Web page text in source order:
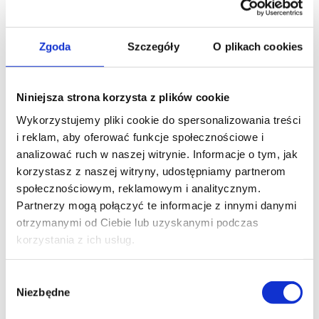
Zgoda Szczegóły O plikach cookies
Niniejsza strona korzysta z plików cookie
Wykorzystujemy pliki cookie do spersonalizowania treści
i reklam, aby oferować funkcje społecznościowe i
analizować ruch w naszej witrynie. Informacje o tym, jak
korzystasz z naszej witryny, udostępniamy partnerom
społecznościowym, reklamowym i analitycznym.
Partnerzy mogą połączyć te informacje z innymi danymi
otrzymanymi od Ciebie lub uzyskanymi podczas
korzystania z ich usług.
zgody
Niezbędne
Wynajem wywrotek z
kierowcą w Bytomiu
Wynajem wywrotki sprawdzi się w sytuacjach, gdy:
konieczny jest szybki i bezpieczny transport dużych
ilości materiałów, takich jak ziemia, piasek czy gruz;
wśród Twoich pracowników brakuje osób
doświadczonych w obsłudze specjalistycznych
maszyn. Dzięki wynajęciu sprzętu wraz z
doświadczonym kierowcą masz pewność, że
wszystkie prace zostaną przeprowadzone
sprawnie i zgodnie z zasadami BHP;
nie masz czasu na poszukiwanie pracowników z
nie chcesz kupować wywrotki na własność, bo